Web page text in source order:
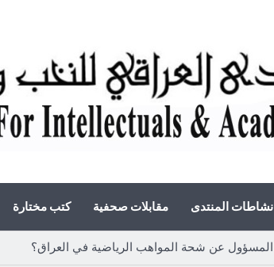
نشاطات المنتدى مقابلات صحفية كتب مختارة
عن شحة المواهب الرياضية في العراق؟